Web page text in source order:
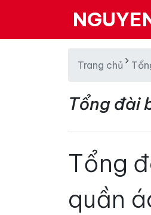
Trang chủ
Tổng đài
Tổng
quần